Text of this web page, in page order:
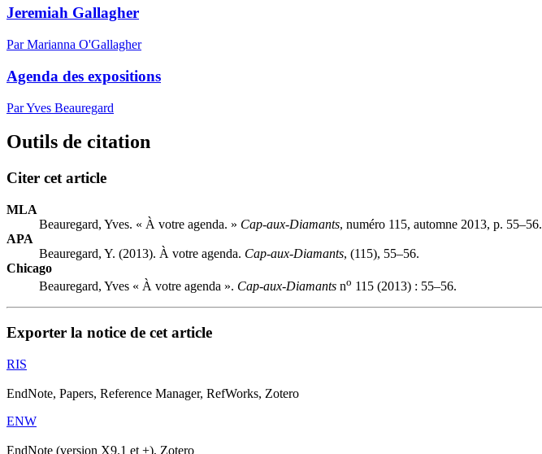
Jeremiah Gallagher
Par Marianna O'Gallagher
Agenda des expositions
Par Yves Beauregard
Outils de citation
Citer cet article
MLA
Beauregard, Yves. « À votre agenda. » Cap-aux-Diamants, numéro 115, automne 2013, p. 55–56.
APA
Beauregard, Y. (2013). À votre agenda. Cap-aux-Diamants, (115), 55–56.
Chicago
Beauregard, Yves « À votre agenda ». Cap-aux-Diamants no 115 (2013) : 55–56.
Exporter la notice de cet article
RIS
EndNote, Papers, Reference Manager, RefWorks, Zotero
ENW
EndNote (version X9.1 et +), Zotero